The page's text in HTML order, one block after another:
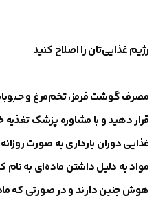
رژیم غذایی‌تان را اصلاح کنید
مصرف گوشت قرمز، تخم‌مرغ و
قرار دهید و با مشاوره پزشک
غذایی دوران بارداری به صورت
مواد به دلیل داشتن ماده‌ای به
هوش جنین دارند و در صورتی که